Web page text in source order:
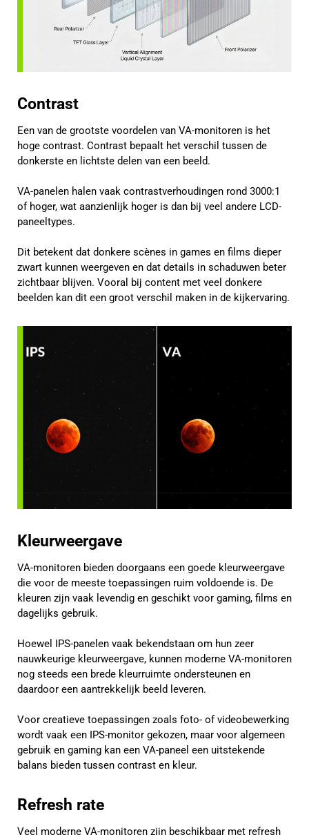
Contrast
Een van de grootste voordelen van VA-monitoren is het
hoge contrast. Contrast bepaalt het verschil tussen de
donkerste en lichtste delen van een beeld.
VA-panelen halen vaak contrastverhoudingen rond 3000:1
of hoger, wat aanzienlijk hoger is dan bij veel andere LCD-
paneeltypes.
Dit betekent dat donkere scènes in games en films dieper
zwart kunnen weergeven en dat details in schaduwen beter
zichtbaar blijven. Vooral bij content met veel donkere
beelden kan dit een groot verschil maken in de kijkervaring.
Kleurweergave
VA-monitoren bieden doorgaans een goede kleurweergave
die voor de meeste toepassingen ruim voldoende is. De
kleuren zijn vaak levendig en geschikt voor gaming, films en
dagelijks gebruik.
Hoewel IPS-panelen vaak bekendstaan om hun zeer
nauwkeurige kleurweergave, kunnen moderne VA-monitoren
nog steeds een brede kleurruimte ondersteunen en
daardoor een aantrekkelijk beeld leveren.
Voor creatieve toepassingen zoals foto- of videobewerking
wordt vaak een IPS-monitor gekozen, maar voor algemeen
gebruik en gaming kan een VA-paneel een uitstekende
balans bieden tussen contrast en kleur.
Refresh rate
Veel moderne VA-monitoren zijn beschikbaar met refresh